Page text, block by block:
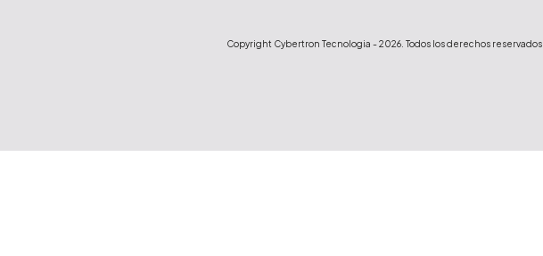
Copyright Cybertron Tecnologia - 2026. Todos los derechos reservados.